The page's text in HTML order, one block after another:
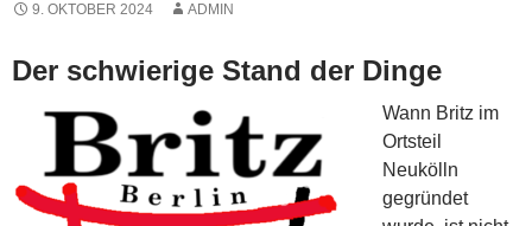
9. OKTOBER 2024 ADMIN
Der schwierige Stand der Dinge
Wann Britz im
Ortsteil
Neukölln
gegründet